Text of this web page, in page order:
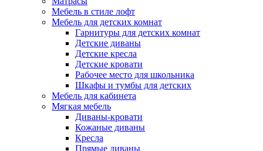
Мебель в стиле лофт
Мебель для детских комнат
Гарнитуры для детских комнат
Детские диваны
Детские кресла
Детские кровати
Рабочее место для школьника
Шкафы и тумбы для детских
Мебель для кабинета
Мягкая мебель
Диваны-кровати
Кожаные диваны
Кресла
Прямые диваны